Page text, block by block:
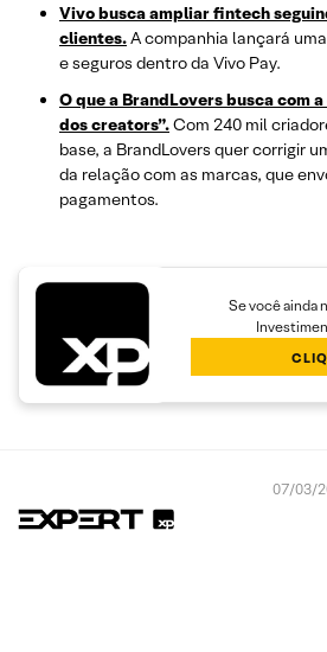
Vivo busca ampliar fintech
clientes.A companhia lançará
e seguros dentro da Vivo Pay.
O que a BrandLovers busca com
dos creators”.Com 240 mil
base, a BrandLovers quer corrigir
da relação com as marcas, que
pagamentos.
Se você ainda
07/03/